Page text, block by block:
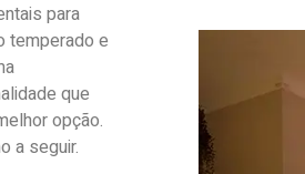
para
temperado e
que
opção.
a seguir.